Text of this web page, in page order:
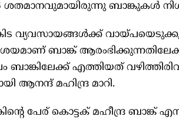
ബാങ്കുകൾ
വ്യവസായങ്ങൾക്ക്
ബാങ്ക്
ബാങ്കിലേക്ക് എത്തിയത്
ആനന്ദ് മഹിന്ദ്ര മാറി.
പേര് കൊട്ടക് മഹീന്ദ്ര ബാങ്ക്